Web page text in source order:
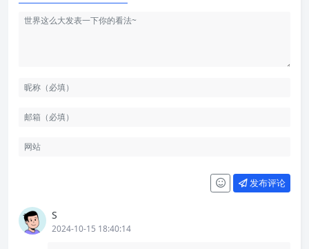
发布评论
S
2024-10-15 18:40:14